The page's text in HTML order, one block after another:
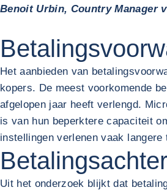
Benoit Urbin, Country Manager
Het aanbieden van
kopers. De meest voorkomende
afgelopen jaar heeft verlengd.
is van hun beperktere capaciteit
instellingen verlenen vaak
Uit het onderzoek blijkt dat